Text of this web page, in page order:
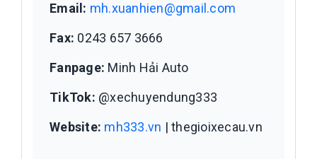
Email: mh.xuanhien@gmail.com
Fax: 0243 657 3666
Fanpage: Minh Hải Auto
TikTok: @xechuyendung333
Website: mh333.vn | thegioixecau.vn